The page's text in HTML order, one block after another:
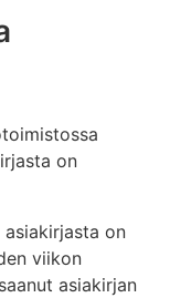
on
on
viikon
asiakirjan